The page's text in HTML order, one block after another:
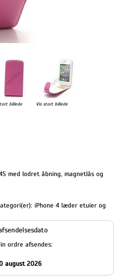
billede Vis stort billede
med lodret åbning, magnetlås og
iPhone 4 læder etuier og
ordre afsendes:
august 2026